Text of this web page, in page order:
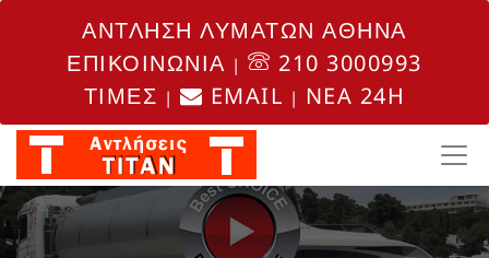
ΑΝΤΛΗΣΗ ΛΥΜΑΤΩΝ ΑΘΗΝΑ
ΕΠΙΚΟΙΝΩΝΙΑ |
210 3000993
ΤΙΜΕΣ | EMAIL | NEA 24H